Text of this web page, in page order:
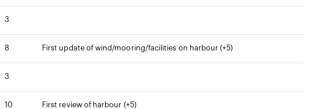
3
8 First update of wind/mooring/facilities on harbour (+5)
3
10 First review of harbour (+5)